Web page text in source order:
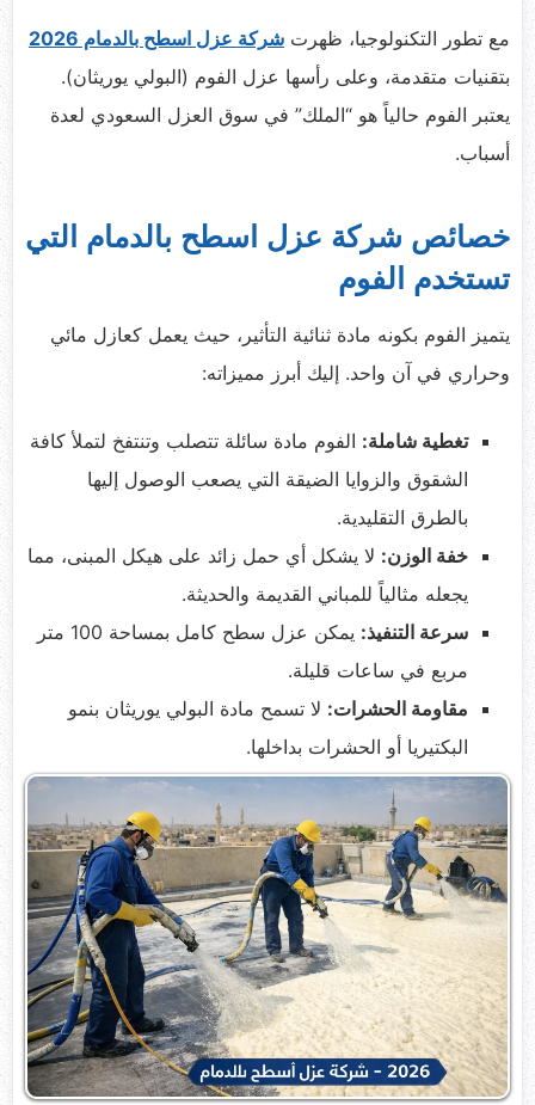
مع تطور التكنولوجيا، ظهرت شركة عزل اسطح بالدمام 2026
بتقنيات متقدمة، وعلى رأسها عزل الفوم (البولي يوريثان).
يعتبر الفوم حالياً هو “الملك” في سوق العزل السعودي لعدة
أسباب.
خصائص شركة عزل اسطح بالدمام التي
تستخدم الفوم
يتميز الفوم بكونه مادة ثنائية التأثير، حيث يعمل كعازل مائي
وحراري في آن واحد. إليك أبرز مميزاته:
تغطية شاملة: الفوم مادة سائلة تتصلب وتنتفخ لتملأ كافة
الشقوق والزوايا الضيقة التي يصعب الوصول إليها
بالطرق التقليدية.
خفة الوزن: لا يشكل أي حمل زائد على هيكل المبنى، مما
يجعله مثالياً للمباني القديمة والحديثة.
سرعة التنفيذ:
يمكن عزل سطح كامل بمساحة 100 متر
مربع في ساعات قليلة.
مقاومة الحشرات: لا تسمح مادة البولي يوريثان بنمو
البكتيريا أو الحشرات بداخلها.